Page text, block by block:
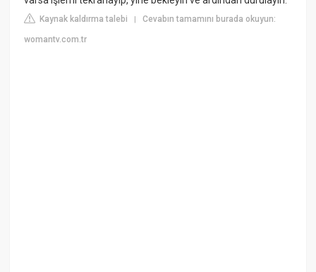
Kaynak kaldırma talebi |Cevabın tamamını burada okuyun:
womantv.com.tr